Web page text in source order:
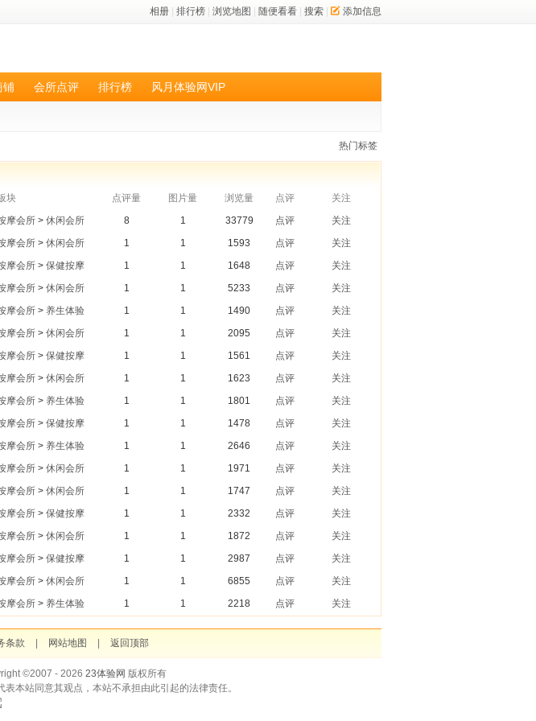
相册 排行榜 浏览地图 随便看看 搜索 添加信息
铺 会所点评 排行榜 风月体验网VIP
热门标签
块 点评量 图片量 浏览量 点评
关注
摩会所 > 休闲会所 8 1 33779 点评
关注
摩会所 > 休闲会所 1 1 1593 点评
关注
摩会所 > 保健按摩 1 1 1648 点评
关注
摩会所 > 休闲会所 1 1 5233 点评
关注
摩会所 > 养生体验 1 1 1490 点评
关注
摩会所 > 休闲会所 1 1 2095 点评
关注
摩会所 > 保健按摩 1 1 1561 点评
关注
摩会所 > 休闲会所 1 1 1623 点评
关注
摩会所 > 养生体验 1 1 1801 点评
关注
摩会所 > 保健按摩 1 1 1478 点评
关注
摩会所 > 养生体验 1 1 2646 点评
关注
摩会所 > 休闲会所 1 1 1971 点评
关注
摩会所 > 休闲会所 1 1 1747 点评
关注
摩会所 > 保健按摩 1 1 2332 点评
关注
摩会所 > 休闲会所 1 1 1872 点评
关注
摩会所 > 保健按摩 1 1 2987 点评
关注
摩会所 > 休闲会所 1 1 6855 点评
关注
摩会所 > 养生体验 1 1 2218 点评 关注
条款 网站地图 返回顶部
©2007 - 2026 23体验网 版权所有
本站同意其观点，本站不承担由此引起的法律责任。